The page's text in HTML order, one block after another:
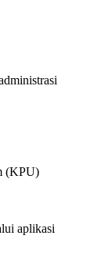
(KPU)
aplikasi